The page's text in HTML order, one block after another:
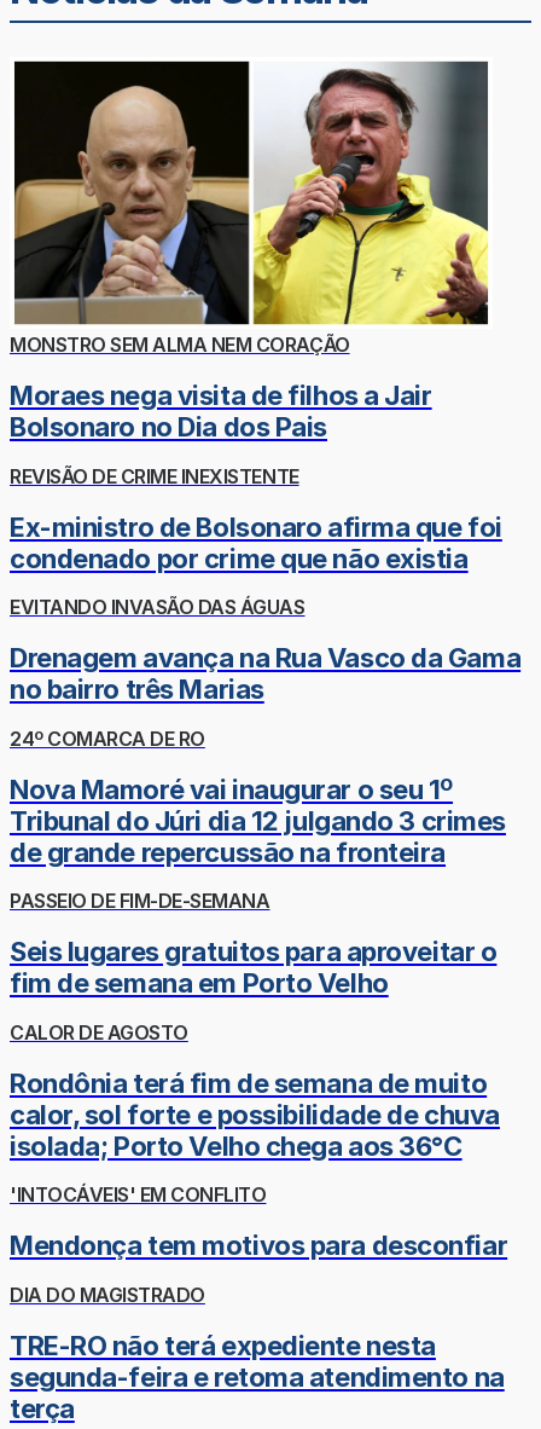
MONSTRO SEM ALMA NEM CORAÇÃO
Moraes nega visita de filhos a Jair
Bolsonaro no Dia dos Pais
REVISÃO DE CRIME INEXISTENTE
Ex-ministro de Bolsonaro afirma que foi
condenado por crime que não existia
EVITANDO INVASÃO DAS ÁGUAS
Drenagem avança na Rua Vasco da Gama
no bairro três Marias
24º COMARCA DE RO
Nova Mamoré vai inaugurar o seu 1º
Tribunal do Júri dia 12 julgando 3 crimes
de grande repercussão na fronteira
PASSEIO DE FIM-DE-SEMANA
Seis lugares gratuitos para aproveitar o
fim de semana em Porto Velho
CALOR DE AGOSTO
Rondônia terá fim de semana de muito
calor, sol forte e possibilidade de chuva
isolada; Porto Velho chega aos 36°C
'INTOCÁVEIS' EM CONFLITO
Mendonça tem motivos para desconfiar
DIA DO MAGISTRADO
TRE-RO não terá expediente nesta
segunda-feira e retoma atendimento na
terça